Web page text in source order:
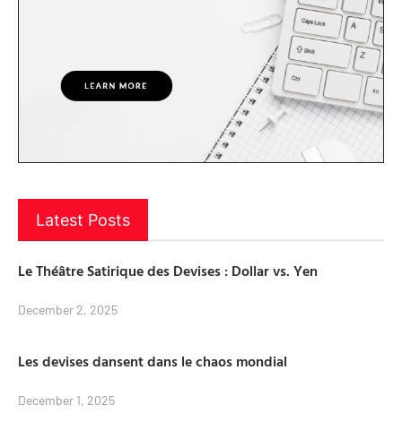
Latest Posts
Le Théâtre Satirique des Devises : Dollar vs. Yen
December 2, 2025
Les devises dansent dans le chaos mondial
December 1, 2025